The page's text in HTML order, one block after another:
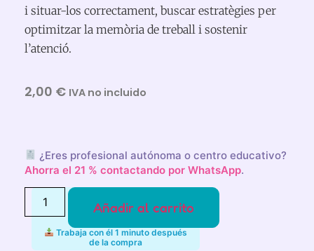
i situar-los correctament, buscar estratègies per
optimitzar la memòria de treball i sostenir
l’atenció.
2,00 € IVA no incluido
¿Eres profesional autónoma o centro educativo?
Ahorra el 21 % contactando por WhatsApp.
Añadir al carrito
Trabaja con él 1 minuto después
de la compra